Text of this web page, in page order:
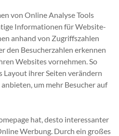
von Online Analyse Tools
Informationen für Website-
anhand von Zugriffszahlen
den Besucherzahlen erkennen
Websites vornehmen. So
Layout ihrer Seiten verändern
um mehr Besucher auf
hat, desto interessanter
Werbung. Durch ein großes